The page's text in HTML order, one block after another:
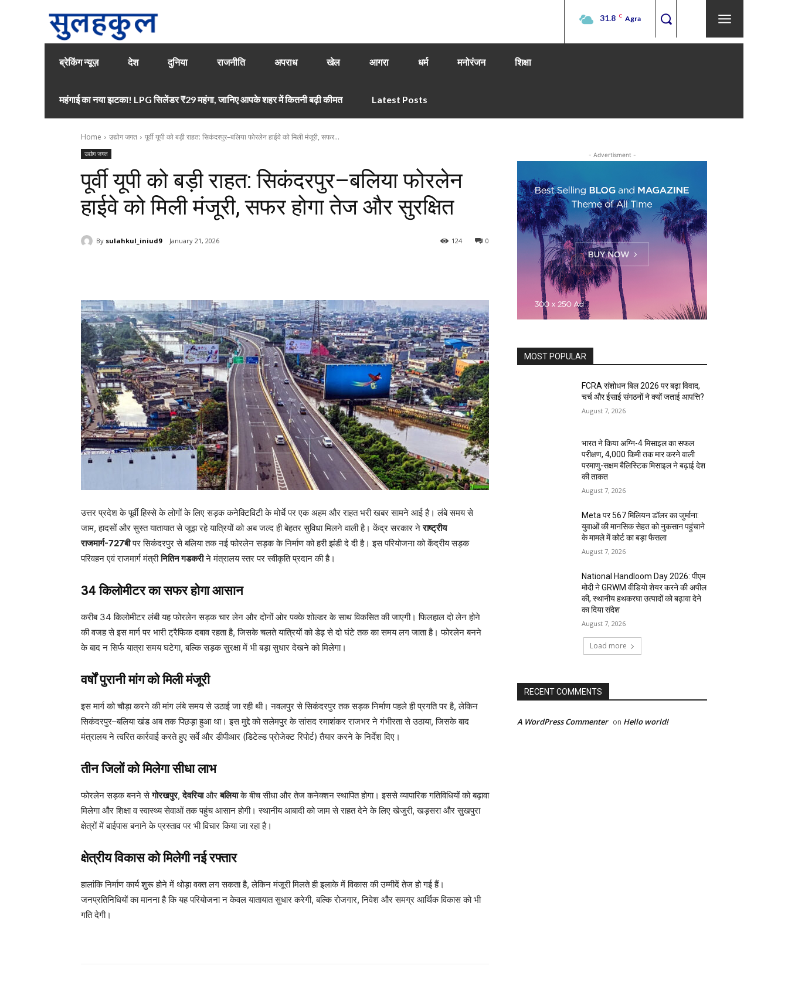
31.8 C Agra
ब्रेकिंग न्यूज़ देश दुनिया राजनीति अपराध खेल आगरा धर्म मनोरंजन शिक्षा
महंगाई का नया झटका! LPG सिलेंडर ₹29 महंगा, जानिए आपके शहर में कितनी बढ़ी कीमत Latest Posts
Home उद्योग जगत पूर्वी यूपी को बड़ी राहत: सिकंदरपुर–बलिया फोरलेन हाईवे को मिली मंजूरी, सफर...
उद्योग जगत
पूर्वी यूपी को बड़ी राहत: सिकंदरपुर–बलिया फोरलेन
हाईवे को मिली मंजूरी, सफर होगा तेज और सुरक्षित
By sulahkul_iniud9 January 21, 2026 0
124
उत्तर प्रदेश के पूर्वी हिस्से के लोगों के लिए सड़क कनेक्टिविटी के मोर्चे पर एक अहम और राहत भरी खबर सामने आई है। लंबे समय से
जाम, हादसों और सुस्त यातायात से जूझ रहे यात्रियों को अब जल्द ही बेहतर सुविधा मिलने वाली है। केंद्र सरकार नेराष्ट्रीय
राजमार्ग-727बीपर सिकंदरपुर से बलिया तक नई फोरलेन सड़क के निर्माण को हरी झंडी दे दी है। इस परियोजना को केंद्रीय सड़क
परिवहन एवं राजमार्ग मंत्रीनितिन गडकरीने मंत्रालय स्तर पर स्वीकृति प्रदान की है।
34 किलोमीटर का सफर होगा आसान
करीब 34 किलोमीटर लंबी यह फोरलेन सड़क चार लेन और दोनों ओर पक्के शोल्डर के साथ विकसित की जाएगी। फिलहाल दो लेन होने
की वजह से इस मार्ग पर भारी ट्रैफिक दबाव रहता है, जिसके चलते यात्रियों को डेढ़ से दो घंटे तक का समय लग जाता है। फोरलेन बनने
के बाद न सिर्फ यात्रा समय घटेगा, बल्कि सड़क सुरक्षा में भी बड़ा सुधार देखने को मिलेगा।
वर्षों पुरानी मांग को मिली मंजूरी
इस मार्ग को चौड़ा करने की मांग लंबे समय से उठाई जा रही थी। नवलपुर से सिकंदरपुर तक सड़क निर्माण पहले ही प्रगति पर है, लेकिन
सिकंदरपुर–बलिया खंड अब तक पिछड़ा हुआ था। इस मुद्दे को सलेमपुर के सांसद रमाशंकर राजभर ने गंभीरता से उठाया, जिसके बाद
मंत्रालय ने त्वरित कार्रवाई करते हुए सर्वे और डीपीआर (डिटेल्ड प्रोजेक्ट रिपोर्ट) तैयार करने के निर्देश दिए।
तीन जिलों को मिलेगा सीधा लाभ
फोरलेन सड़क बनने सेगोरखपुर,देवरियाऔरबलियाके बीच सीधा और तेज कनेक्शन स्थापित होगा। इससे व्यापारिक गतिविधियों को बढ़ावा
मिलेगा और शिक्षा व स्वास्थ्य सेवाओं तक पहुंच आसान होगी। स्थानीय आबादी को जाम से राहत देने के लिए खेजुरी, खड़सरा और सुखपुरा
क्षेत्रों में बाईपास बनाने के प्रस्ताव पर भी विचार किया जा रहा है।
क्षेत्रीय विकास को मिलेगी नई रफ्तार
हालांकि निर्माण कार्य शुरू होने में थोड़ा वक्त लग सकता है, लेकिन मंजूरी मिलते ही इलाके में विकास की उम्मीदें तेज हो गई हैं।
जनप्रतिनिधियों का मानना है कि यह परियोजना न केवल यातायात सुधार करेगी, बल्कि रोजगार, निवेश और समग्र आर्थिक विकास को भी
गति देगी।
- Advertisment -
MOST POPULAR
FCRA संशोधन बिल 2026 पर बढ़ा विवाद,
चर्च और ईसाई संगठनों ने क्यों जताई आपत्ति?
August 7, 2026
भारत ने किया अग्नि-4 मिसाइल का सफल
परीक्षण, 4,000 किमी तक मार करने वाली
परमाणु-सक्षम बैलिस्टिक मिसाइल ने बढ़ाई देश
की ताकत
August 7, 2026
Meta पर 567 मिलियन डॉलर का जुर्माना:
युवाओं की मानसिक सेहत को नुकसान पहुंचाने
के मामले में कोर्ट का बड़ा फैसला
August 7, 2026
National Handloom Day 2026: पीएम
मोदी ने GRWM वीडियो शेयर करने की अपील
की, स्थानीय हथकरघा उत्पादों को बढ़ावा देने
का दिया संदेश
August 7, 2026
Load more
RECENT COMMENTS
A WordPress Commenter on Hello world!